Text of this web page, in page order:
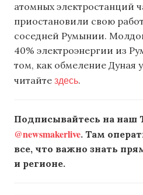
атомных электростанций
приостановили свою
соседней Румынии.
40% электроэнергии из
том, как обмеление Дуная
читайте здесь.
Подписывайтесь на наш
@newsmakerlive. Там
все, что важно знать
и регионе.